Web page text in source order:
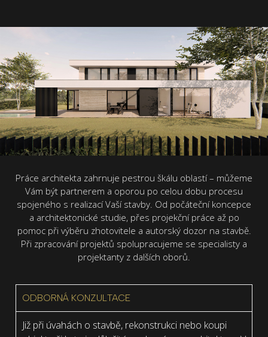
Práce architekta zahrnuje pestrou škálu oblastí – můžeme
Vám být partnerem a oporou po celou dobu procesu
spojeného s realizací Vaší stavby. Od počáteční koncepce
a architektonické studie, přes projekční práce až po
pomoc při výběru zhotovitele a autorský dozor na stavbě.
Při zpracování projektů spolupracujeme se specialisty a
projektanty z dalších oborů.
ODBORNÁ KONZULTACE
Již při úvahách o stavbě, rekonstrukci nebo koupi